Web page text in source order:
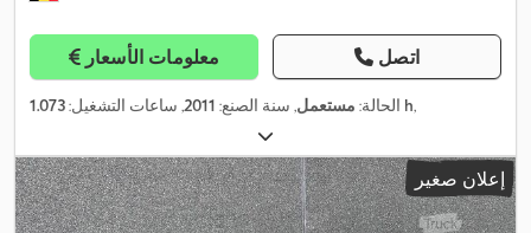
معلومات الأسعار اتصل
الحالة: مستعمل, سنة الصنع: 2011, ساعات التشغيل: 1.073 h,
إعلان صغير